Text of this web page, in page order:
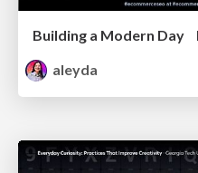
aleyda